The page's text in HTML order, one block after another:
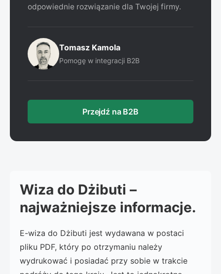
odpowiednie rozwiązanie dla Twojej firmy.
Tomasz Kamola
Pomogę w integracji B2B
Przejdź na B2B
Wiza do Dżibuti –
najważniejsze informacje.
E-wiza do Dżibuti jest wydawana w postaci
pliku PDF, który po otrzymaniu należy
wydrukować i posiadać przy sobie w trakcie